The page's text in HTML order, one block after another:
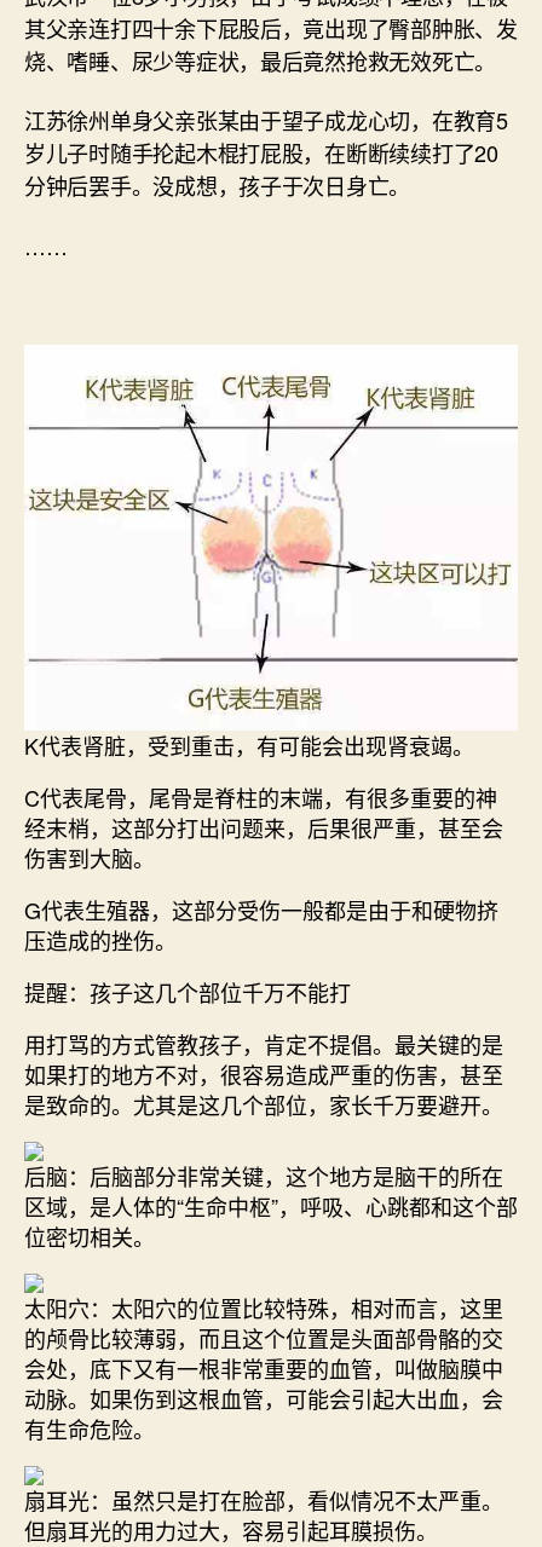
其父亲连打四十余下屁股后，竟出现了臀部肿胀、发
烧、嗜睡、尿少等症状，最后竟然抢救无效死亡。
江苏徐州单身父亲张某由于望子成龙心切，在教育5
岁儿子时随手抡起木棍打屁股，在断断续续打了20
分钟后罢手。没成想，孩子于次日身亡。
……
K代表肾脏，受到重击，有可能会出现肾衰竭。
C代表尾骨，尾骨是脊柱的末端，有很多重要的神
经末梢，这部分打出问题来，后果很严重，甚至会
伤害到大脑。
G代表生殖器，这部分受伤一般都是由于和硬物挤
压造成的挫伤。
提醒：孩子这几个部位千万不能打
用打骂的方式管教孩子，肯定不提倡。最关键的是
如果打的地方不对，很容易造成严重的伤害，甚至
是致命的。尤其是这几个部位，家长千万要避开。
后脑：后脑部分非常关键，这个地方是脑干的所在
区域，是人体的“生命中枢”，呼吸、心跳都和这个部
位密切相关。
太阳穴：太阳穴的位置比较特殊，相对而言，这里
的颅骨比较薄弱，而且这个位置是头面部骨骼的交
会处，底下又有一根非常重要的血管，叫做脑膜中
动脉。如果伤到这根血管，可能会引起大出血，会
有生命危险。
扇耳光：虽然只是打在脸部，看似情况不太严重。
但扇耳光的用力过大，容易引起耳膜损伤。